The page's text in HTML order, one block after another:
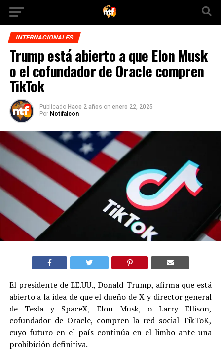
INTERNACIONALES
Trump está abierto a que Elon Musk
o el cofundador de Oracle compren
TikTok
Publicado Hace 2 años on enero 22, 2025
Por Notifalcon
El presidente de EE.UU., Donald Trump, afirma que está
abierto a la idea de que el dueño de X y director general
de Tesla y SpaceX, Elon Musk, o Larry Ellison,
cofundador de Oracle, compren la red social TikToK,
cuyo futuro en el país continúa en el limbo ante una
prohibición definitiva.